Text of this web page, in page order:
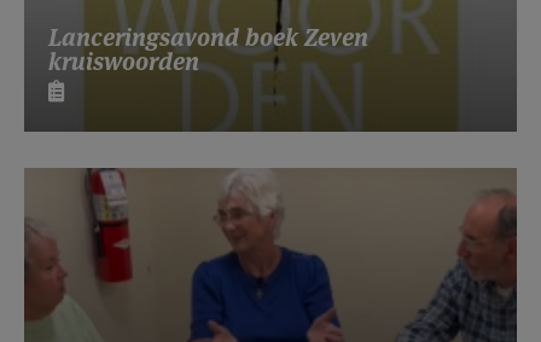
Lanceringsavond boek Zeven
kruiswoorden